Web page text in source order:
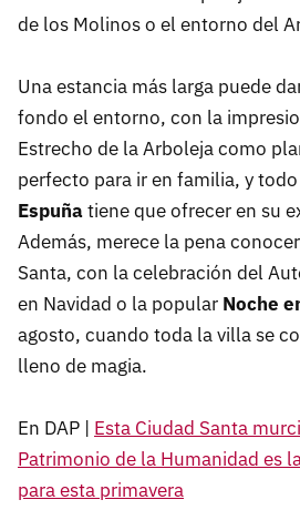
de los Molinos o el entorno del
Una estancia más larga puede
fondo el entorno, con la
Estrecho de la Arboleja como
perfecto para ir en familia, y
Espuñatiene que ofrecer en su
Además, merece la pena
Santa, con la celebración del
en Navidad o la popular Noche
agosto, cuando toda la villa se
lleno de magia.
En DAP | Esta Ciudad Santa
Patrimonio de la Humanidad es
para esta primavera